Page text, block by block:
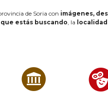
de Soria con imágenes,
que estás buscando, la localidad